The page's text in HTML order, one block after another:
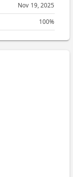
Nov 19, 2025
100%